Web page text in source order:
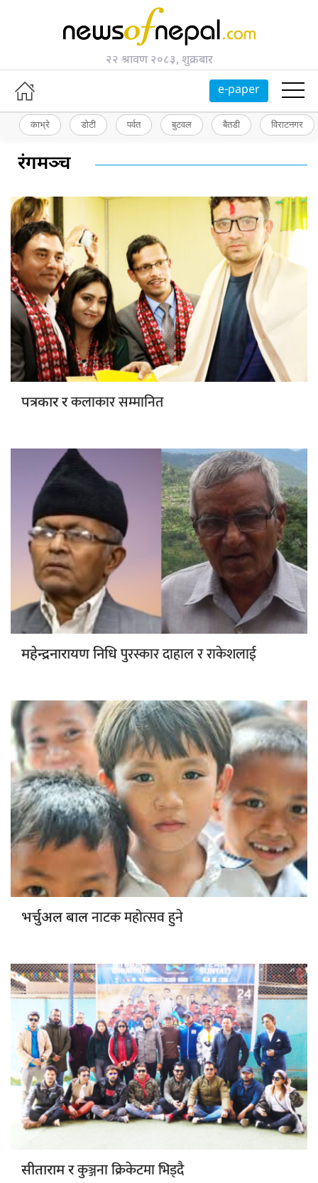
२२ श्रावण २०८३, शुक्रबार
e-paper
काभ्रे डोटी पर्वत बुटवल बैतडी विराटनगर
रंगमञ्च
पत्रकार रकलाकार सम्मानित
महेन्द्रनारायण निधिपुरस्कार दाहाल र राकेशलाई
भर्चुअल बालनाटक महोत्सव हुने
सीताराम रकुञ्जना क्रिकेटमा भिड्दै